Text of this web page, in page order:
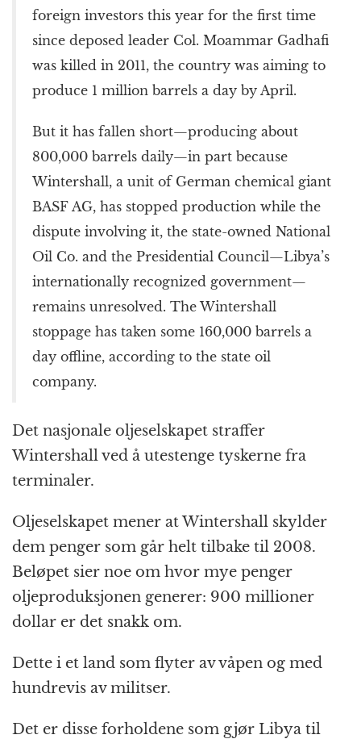
foreign investors this year for the first time
since deposed leader Col. Moammar Gadhafi
was killed in 2011, the country was aiming to
produce 1 million barrels a day by April.
But it has fallen short—producing about
800,000 barrels daily—in part because
Wintershall, a unit of German chemical giant
BASF AG, has stopped production while the
dispute involving it, the state-owned National
Oil Co. and the Presidential Council—Libya’s
internationally recognized government—
remains unresolved. The Wintershall
stoppage has taken some 160,000 barrels a
day offline, according to the state oil
company.
Det nasjonale oljeselskapet straffer
Wintershall ved å utestenge tyskerne fra
terminaler.
Oljeselskapet mener at Wintershall skylder
dem penger som går helt tilbake til 2008.
Beløpet sier noe om hvor mye penger
oljeproduksjonen generer: 900 millioner
dollar er det snakk om.
Dette i et land som flyter av våpen og med
hundrevis av militser.
Det er disse forholdene som gjør Libya til